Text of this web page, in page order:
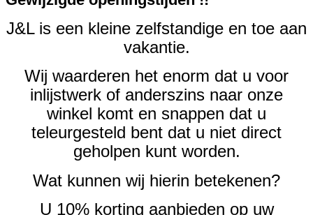
J&L is een kleine zelfstandige en toe aan
vakantie.
Wij waarderen het enorm dat u voor
inlijstwerk of anderszins naar onze
winkel komt en snappen dat u
teleurgesteld bent dat u niet direct
geholpen kunt worden.
Wat kunnen wij hierin betekenen?
U 10% korting aanbieden op uw